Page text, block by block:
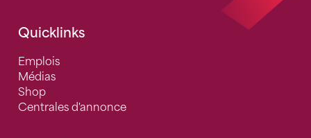
Quicklinks
Emplois
Médias
Shop
Centrales d'annonce